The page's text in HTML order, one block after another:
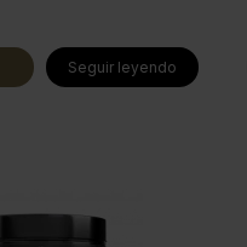
Seguir leyendo